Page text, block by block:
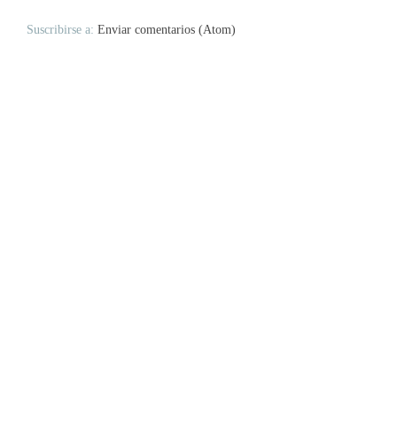
Suscribirse a: Enviar comentarios (Atom)